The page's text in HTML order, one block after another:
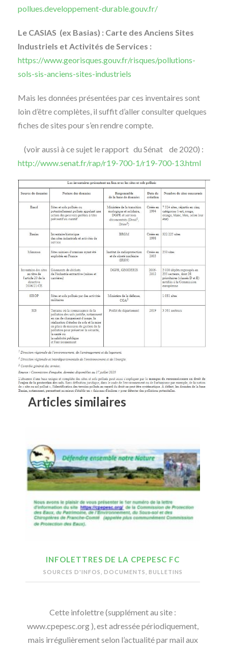
pollues.developpement-durable.gouv.fr/
Le CASIAS (ex Basias) : Carte des Anciens Sites
Industriels et Activités de Services :
https://www.georisques.gouv.fr/risques/pollutions-
sols-sis-anciens-sites-industriels
Mais les données présentées par ces inventaires sont
loin d’être complètes, il suffit d’aller consulter quelques
fiches de sites pour s’en rendre compte.
(voir aussi à ce sujet le rapport du Sénat de 2020) :
http://www.senat.fr/rap/r19-700-1/r19-700-13.html
Articles similaires
INFOLETTRES DE LA CPEPESC FC
SOURCES D'INFOS, DOCUMENTS, BULLETINS
Cette infolettre (supplément au site :
www.cpepesc.org ), est adressée périodiquement,
mais irrégulièrement selon l’actualité par mail aux